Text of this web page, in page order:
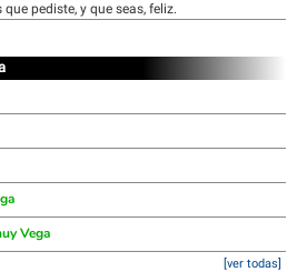
pediste, y que seas, feliz.
Vega
[ver todas]